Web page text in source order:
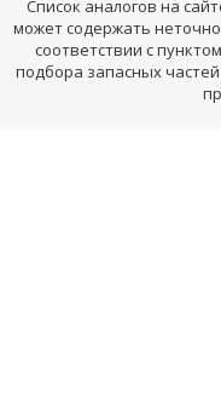
Список аналогов на
может содержать
соответствии с
подбора запасных